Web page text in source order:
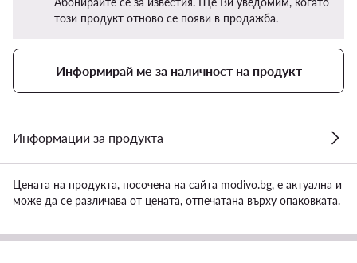
този продукт отново се появи в продажба.
Информирай ме за наличност на продукт
Информации за продукта
Цената на продукта, посочена на сайта modivo.bg, е актуална и
може да се различава от цената, отпечатана върху опаковката.